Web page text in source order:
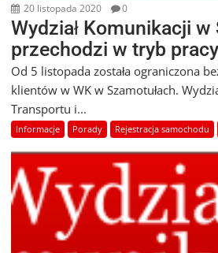
20 listopada 2020 0
Wydział Komunikacji w
przechodzi w tryb
Od 5 listopada została ograniczona
klientów w WK w Szamotułach.
Transportu i...
Informacje Porady Rejestracja samochodu